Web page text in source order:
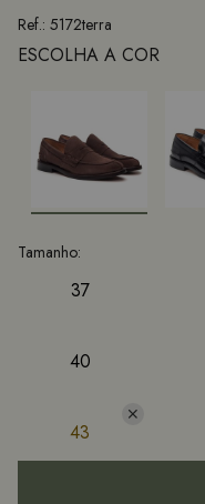
Ref.: 5172terra
ESCOLHA A COR
Tamanho
37
40
43